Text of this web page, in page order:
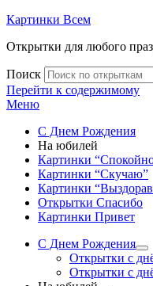
Картинки Всем
Открытки для любого
Поиск
Перейти к содержимому
Меню
С Днем Рождения
На юбилей
Картинки
Картинки “Скучаю”
Картинки
Открытки Спасибо
Картинки Привет
С Днем Рождения
Открытки с
Открытки с